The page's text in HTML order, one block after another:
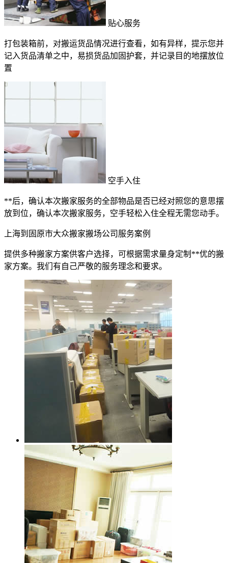
贴心服务
打包装箱前，对搬运货品情况进行查看，如有异样，提示您并
记入货品清单之中，易损货品加固护套，并记录目的地摆放位
置
空手入住
**后，确认本次搬家服务的全部物品是否已经对照您的意思摆
放到位，确认本次搬家服务，空手轻松入住全程无需您动手。
上海到固原市大众搬家搬场公司服务案例
提供多种搬家方案供客户选择，可根据需求量身定制**优的搬
家方案。我们有自己严敬的服务理念和要求。